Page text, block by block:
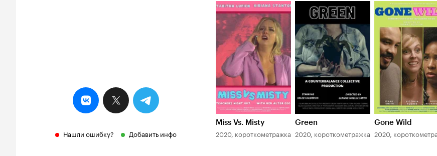
Нашли ошибку? Добавить инфо
Miss Vs. Misty
2020, короткометражка
Green
2020, короткометражка
Gone Wild
2020,